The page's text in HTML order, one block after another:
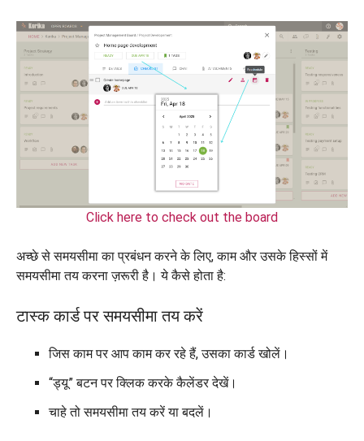
Click here to check out the board
अच्छे से समयसीमा का प्रबंधन करने के लिए, काम और उसके हिस्सों में
समयसीमा तय करना ज़रूरी है। ये कैसे होता है:
टास्क कार्ड पर समयसीमा तय करें
जिस काम पर आप काम कर रहे हैं, उसका कार्ड खोलें।
“ड्यू” बटन पर क्लिक करके कैलेंडर देखें।
चाहे तो समयसीमा तय करें या बदलें।